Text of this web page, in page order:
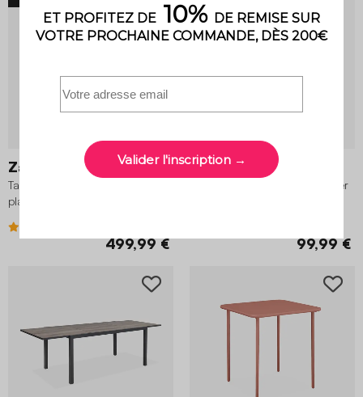
Zaro
Table de jardin aluminium 10
places kaki
499,99 €
Orea
Table de jardin bistrot carré acier
99,99 €